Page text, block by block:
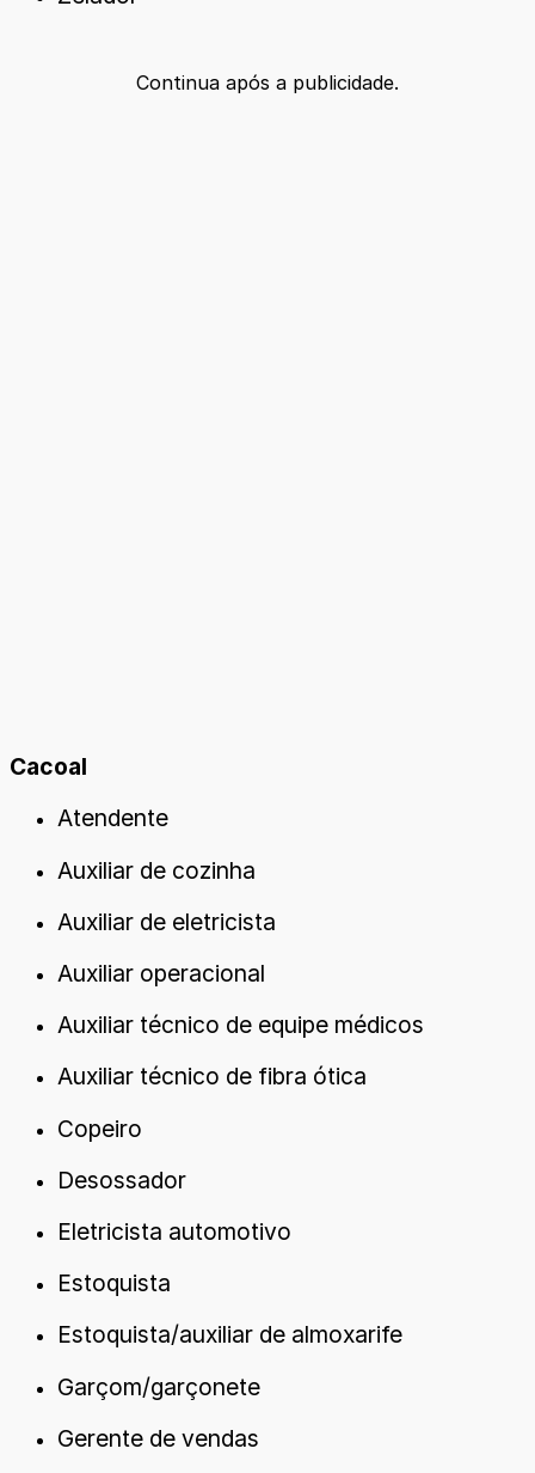
Continua após a publicidade.
Cacoal
Atendente
Auxiliar de cozinha
Auxiliar de eletricista
Auxiliar operacional
Auxiliar técnico de equipe médicos
Auxiliar técnico de fibra ótica
Copeiro
Desossador
Eletricista automotivo
Estoquista
Estoquista/auxiliar de almoxarife
Garçom/garçonete
Gerente de vendas